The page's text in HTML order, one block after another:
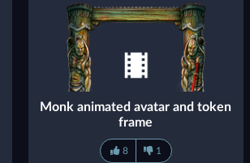
Monk animated avatar and token
frame
8 1